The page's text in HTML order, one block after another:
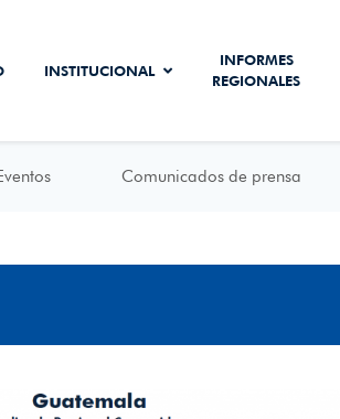
INSTITUCIONAL
INFORMES
REGIONALES
Comunicados de prensa